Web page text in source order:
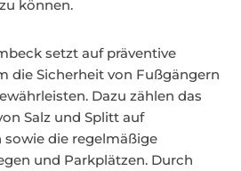
können.
setzt auf präventive
die Sicherheit von Fußgängern
Dazu zählen das
Salz und Splitt auf
die regelmäßige
und Parkplätzen. Durch